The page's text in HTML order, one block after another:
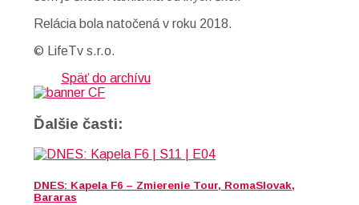
Relácia bola natočená v roku 2018.
© LifeTv s.r.o.
Späť do archívu
Ďalšie časti:
DNES: Kapela F6 – Zmierenie Tour, RomaSlovak,
Bararas